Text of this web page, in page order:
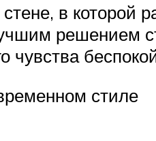
в
решением
чувства
стиле